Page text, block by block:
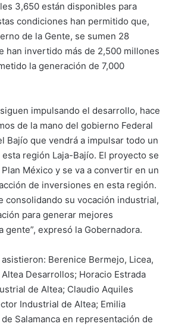
3,650 están disponibles para
condiciones han permitido que,
de la Gente, se sumen 28
han invertido más de 2,500 millones
la generación de 7,000
impulsando el desarrollo, hace
de la mano del gobierno Federal
Bajío que vendrá a impulsar todo un
región Laja-Bajío. El proyecto se
México y se va a convertir en un
de inversiones en esta región.
consolidando su vocación industrial,
para generar mejores
gente”, expresó la Gobernadora.
Berenice Bermejo, Licea,
Desarrollos; Horacio Estrada
de Altea; Claudio Aquiles
Industrial de Altea; Emilia
Salamanca en representación de